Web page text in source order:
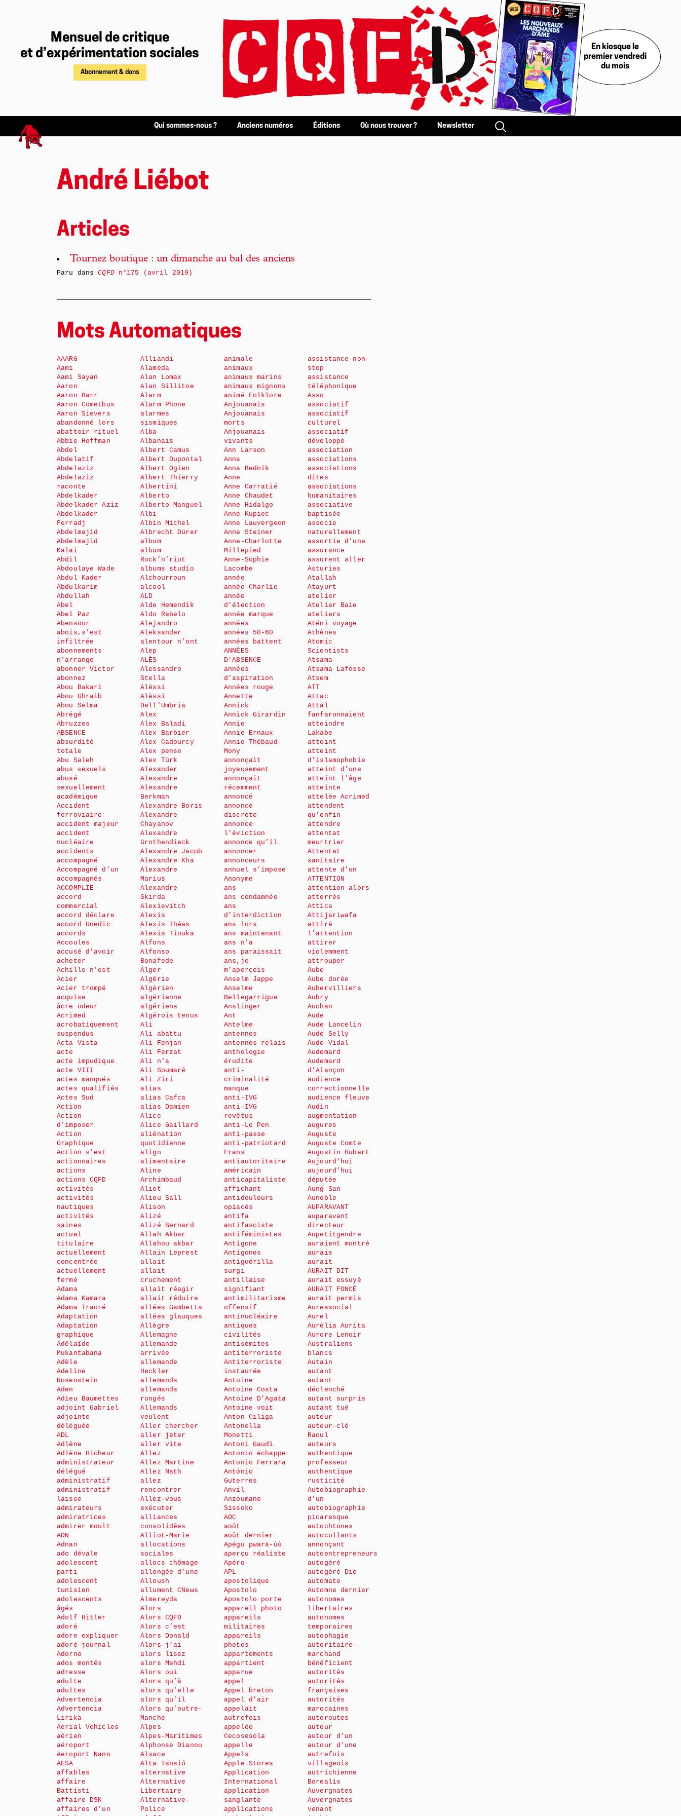
Mensuel de critique
et d’expérimentation sociales
Abonnement & dons
En kiosque le
premier vendredi
du mois
Qui sommes-nous ? Anciens numéros Éditions Où nous trouver ? Newsletter
André Liébot
Articles
Tournez boutique : un dimanche au bal des anciens
Paru dansCQFDn°175 (avril 2019)
Mots Automatiques
AAARG
Aami
Aami Sayan
Aaron
Aaron Barr
Aaron Cometbus
Aaron Sievers
abandonné lors
abattoir rituel
Abbie Hoffman
Abdel
Abdelatif
Abdelaziz
Abdelaziz
raconte
Abdelkader
Abdelkader Aziz
Abdelkader
Ferradj
Abdelmajid
Abdelmajid
Kalai
Abdil
Abdoulaye Wade
Abdul Kader
Abdulkarim
Abdullah
Abel
Abel Paz
Abensour
abois,s’est
infiltrée
abonnements
n’arrange
abonner Victor
abonnez
Abou Bakari
Abou Ghraib
Abou Selma
Abrégé
Abruzzes
ABSENCE
absurdité
totale
Abu Saleh
abus sexuels
abusé
sexuellement
académique
Accident
ferroviaire
accident majeur
accident
nucléaire
accidents
accompagné
Accompagné d’un
accompagnés
ACCOMPLIE
accord
commercial
accord déclare
accord Unedic
accords
Accoules
accusé d’avoir
acheter
Achille n’est
Acier
Acier trompé
acquise
âcre odeur
Acrimed
acrobatiquement
suspendus
Acta Vista
acte
acte impudique
acte VIII
actes manqués
actes qualifiés
Actes Sud
Action
Action
d’imposer
Action
Graphique
Action s’est
actionnaires
actions
actions CQFD
activités
activités
nautiques
activités
saines
actuel
titulaire
actuellement
concentrée
actuellement
fermé
Adama
Adama Kamara
Adama Traoré
Adaptation
Adaptation
graphique
Adélaïde
Mukantabana
Adèle
Adeline
Rosenstein
Aden
Adieu Baumettes
adjoint Gabriel
adjointe
déléguée
ADL
Adlène
Adlène Hicheur
administrateur
délégué
administratif
administratif
laisse
admirateurs
admiratrices
admirer moult
ADN
Adnan
ado dévale
adolescent
parti
adolescent
tunisien
adolescents
âgés
Adolf Hitler
adoré
adore expliquer
adoré journal
Adorno
ados montés
adresse
adulte
adultes
Advertencia
Advertencia
Lirika
Aerial Vehicles
aérien
aéroport
Aeroport Nann
AESA
affables
affaire
Battisti
affaire DSK
affaires d’un
Alliandi
Alameda
Alan Lomax
Alan Sillitoe
Alarm
Alarm Phone
alarmes
sismiques
Alba
Albanais
Albert Camus
Albert Dupontel
Albert Ogien
Albert Thierry
Albertini
Alberto
Alberto Manguel
Albi
Albin Michel
Albrecht Dürer
album
album
Rock’n’riot
albums studio
Alchourroun
alcool
ALD
Alde Hemendik
Aldo Rebelo
Alejandro
Aleksander
alentour n’ont
Alep
ALÈS
Alessandro
Stella
Alèssi
Alèssi
Dell’Umbria
Alex
Alex Baladi
Alex Barbier
Alex Cadourcy
Alex pense
Alex Türk
Alexander
Alexandre
Alexandre
Berkman
Alexandre Boris
Alexandre
Chayanov
Alexandre
Grothendieck
Alexandre Jacob
Alexandre Kha
Alexandre
Marius
Alexandre
Skirda
Alexievitch
Alexis
Alexis Théas
Alexis Tiouka
Alfons
Alfonso
Bonafede
Alger
Algérie
Algérien
algérienne
algériens
Algérois tenus
Ali
Ali abattu
Ali Fenjan
Ali Ferzat
Ali n’a
Ali Soumaré
Ali Ziri
alias
alias Cafca
alias Damien
Alice
Alice Gaillard
aliénation
quotidienne
align
alimentaire
Aline
Archimbaud
Aliot
Aliou Sall
Alison
Alizé
Alizé Bernard
Allah Akbar
Allahou akbar
Allain Leprest
allait
allait
cruchement
allait réagir
allait réduire
allées Gambetta
allées glauques
Allègre
Allemagne
allemande
arrivée
allemande
Heckler
allemands
allemands
rongés
Allemands
veulent
Aller chercher
aller jeter
aller vite
Allez
Allez Martine
Allez Nath
allez
rencontrer
Allez-vous
exécuter
alliances
consolidées
Alliot-Marie
allocations
sociales
allocs chômage
allongée d’une
Alloush
allument CNews
Almereyda
Alors
Alors CQFD
Alors c’est
Alors Donald
Alors j’ai
alors lisez
alors Mehdi
Alors oui
Alors qu’à
alors qu’elle
alors qu’il
Alors qu’outre-
Manche
Alpes
Alpes-Maritimes
Alphonse Dianou
Alsace
Alta Tansió
alternative
Alternative
Libertaire
Alternative-
Police
animale
animaux
animaux marins
animaux mignons
animé Folklore
Anjouanais
Anjouanais
morts
Anjouanais
vivants
Ann Larson
Anna
Anna Bednik
Anne
Anne Carratié
Anne Chaudet
Anne Hidalgo
Anne Kupiec
Anne Lauvergeon
Anne Steiner
Anne-Charlotte
Millepied
Anne-Sophie
Lacombe
année
année Charlie
année
d’élection
année marque
années
années 50-60
années battent
ANNÉES
D’ABSENCE
années
d’aspiration
Années rouge
Annette
Annick
Annick Girardin
Annie
Annie Ernaux
Annie Thébaud-
Mony
annonçait
joyeusement
annonçait
récemment
annoncé
annonce
discrète
annonce
l’éviction
annonce qu’il
annoncer
annonceurs
annuel s’impose
Anonyme
ans
ans condamnée
ans
d’interdiction
ans lors
ans maintenant
ans n’a
ans paraissait
ans,je
m’aperçois
Anselm Jappe
Anselme
Bellegarrigue
Anslinger
Ant
Antelme
antennes
antennes relais
anthologie
érudite
anti-
criminalité
manque
anti-IVG
anti-IVG
revêtus
anti-Le Pen
anti-passe
anti-patriotard
Frans
antiautoritaire
américain
anticapitaliste
affichant
antidouleurs
opiacés
antifa
antifasciste
antiféministes
Antigone
Antigones
antiguérilla
surgi
antillaise
signifiant
antimilitarisme
offensif
antinucléaire
antiques
civilités
antisémites
antiterroriste
Antiterroriste
instaurée
Antoine
Antoine Costa
Antoine D’Agata
Antoine voit
Anton Ciliga
Antonella
Monetti
Antoni Gaudi
Antonio échappe
Antonio Ferrara
António
Guterres
Anvil
Anzoumane
Sissoko
AOC
août
août dernier
Apégu pwärä-ùù
aperçu réaliste
Apéro
APL
apostolique
Apostolo
Apostolo porte
appareil photo
appareils
militaires
appareils
photos
appartements
appartient
apparue
appel
Appel breton
appel d’air
appelait
autrefois
appelée
Cecosesola
appelle
Appels
Apple Stores
Application
International
application
sanglante
applications
assistance non-
stop
assistance
téléphonique
Asso
associatif
associatif
culturel
associatif
développé
association
associations
associations
dites
associations
humanitaires
associative
baptisée
associe
naturellement
assortie d’une
assurance
assurent aller
Asturies
Atallah
Atayurt
atelier
Atelier Baie
ateliers
Aténi voyage
Athènes
Atomic
Scientists
Atsama
Atsama Lafosse
Atsem
ATT
Attac
Attal
fanfaronnaient
atteindre
Lakabe
atteint
atteint
d’islamophobie
atteint d’une
atteint l’âge
atteinte
attelée Acrimed
attendent
qu’enfin
attendre
attentat
meurtrier
Attentat
sanitaire
attente d’un
ATTENTION
attention alors
atterrés
Attica
Attijariwafa
attiré
l’attention
attirer
violemment
attrouper
Aube
Aube dorée
Aubervilliers
Aubry
Auchan
Aude
Aude Lancelin
Aude Selly
Aude Vidal
Audemard
Audemard
d’Alançon
audience
correctionnelle
audience fleuve
Audin
augmentation
augures
Auguste
Auguste Comte
Augustin Hubert
Aujourd’hui
aujourd’hui
députée
Aung San
Aunoble
AUPARAVANT
auparavant
directeur
Aupetitgendre
auraient montré
aurais
aurait
AURAIT DIT
aurait essuyé
AURAIT FONCÉ
aurait permis
Aureasocial
Aurel
Aurélia Aurita
Aurore Lenoir
Australiens
blancs
Autain
autant
autant
déclenché
autant surpris
autant tué
auteur
auteur-clé
Raoul
auteurs
authentique
professeur
authentique
rusticité
Autobiographie
d’un
autobiographie
picaresque
autochtones
autocollants
annonçant
autoentrepreneurs
autogéré
autogéré Die
automate
Automne dernier
autonomes
libertaires
autonomes
temporaires
autophagie
autoritaire-
marchand
bénéficient
autorités
autorités
françaises
autorités
marocaines
autoroutes
autour
autour d’un
autour d’une
autrefois
villageois
autrichienne
Borealis
Auvergnates
Auvergnates
venant